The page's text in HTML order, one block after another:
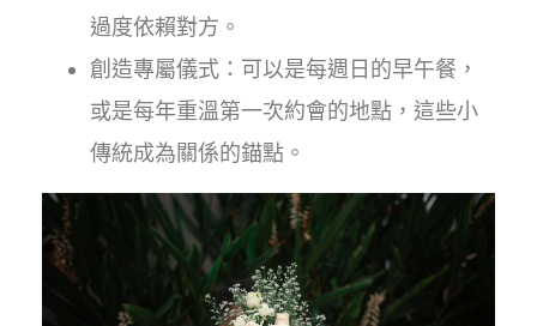
過度依賴對方。
創造專屬儀式：可以是每週日的早午餐，
或是每年重溫第一次約會的地點，這些小
傳統成為關係的錨點。